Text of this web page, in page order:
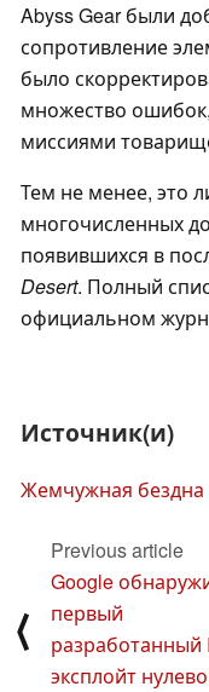
Abyss Gear были
сопротивление
было
множество
миссиями
Тем не менее, это
многочисленных
появившихся в
Desert. Полный
официальном
Источник(и)
Жемчужная бездна
⟨
Previous article
Google
первый
эксплойт